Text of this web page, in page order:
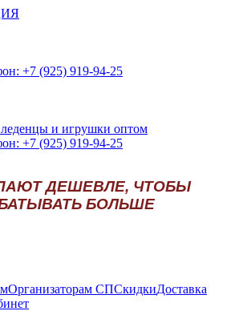
+7 (925) 919-94-25
+7 (925) 919-94-25
ДЕШЕВЛЕ, ЧТОБЫ
БОЛЬШЕ
Организаторам СПСкидкиДоставка